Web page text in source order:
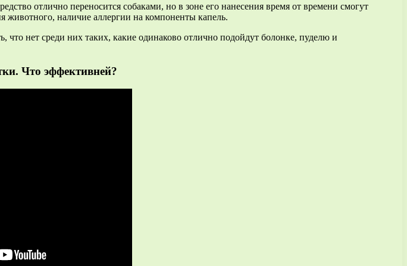
отлично переносится собаками, но в зоне его нанесения время от времени смогут
животного, наличие аллергии на компоненты капель.
нет среди них таких, какие одинаково отлично подойдут болонке, пуделю и
Что эффективней?